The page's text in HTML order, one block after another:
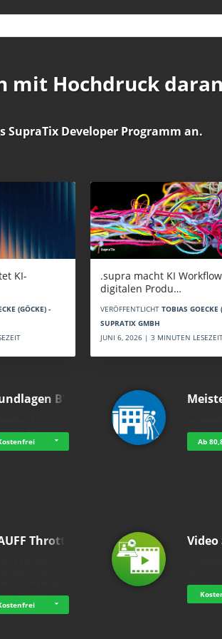
mit Hochdruck
SupraTix Developer Programm an.
KI-
(GÖCKE) -
.supra macht KI
digitalen Produ…
VERÖFFENTLICHT TOBIAS GOECKE
SUPRATIX GMBH
JUNI 6, 2026 | 3 MINUTEN
BWL
BWL
None
Ab
Throttle…
the "Hydrau…
Video
digitales